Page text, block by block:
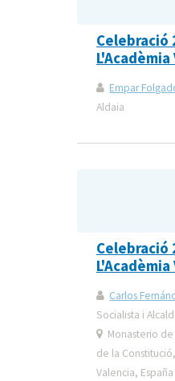
Celebració
Empar
Aldaia
Celebració
Carlos
Socialista i
Monasterio
de la
Valencia, España